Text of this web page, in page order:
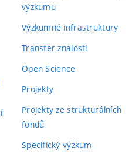
výzkumu
Výzkumné infrastruktury
Transfer znalostí
Open Science
Projekty
Projekty ze strukturálních
fondů
Specifický výzkum